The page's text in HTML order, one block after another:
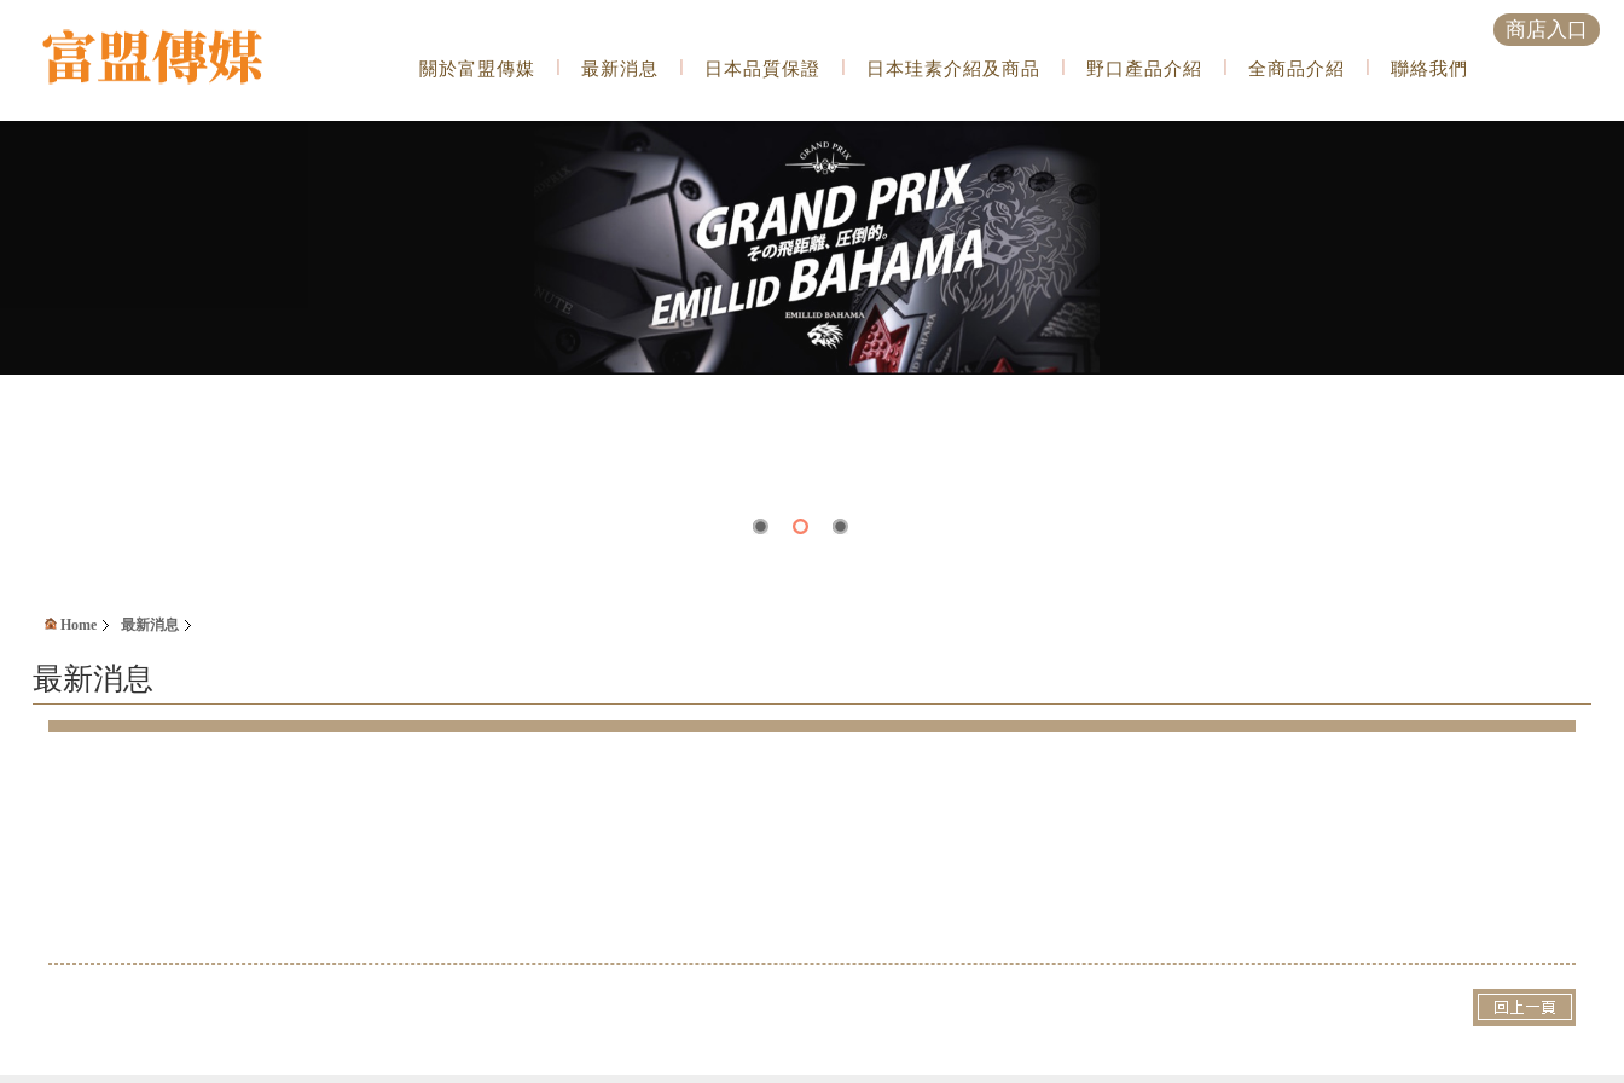
關於富盟傳媒 最新消息 日本品質保證 日本珪素介紹及商品 野口產品介紹 全商品介紹 聯絡我們
商店入口
Home 最新消息
最新消息